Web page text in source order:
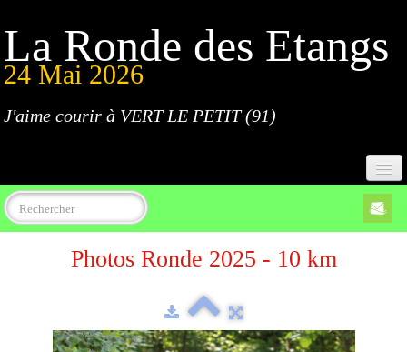
La Ronde des Etangs
24 Mai 2026
J'aime courir à VERT LE PETIT (91)
Accueil
Programme
Règlement
Photos Ronde 2025 - 10 km